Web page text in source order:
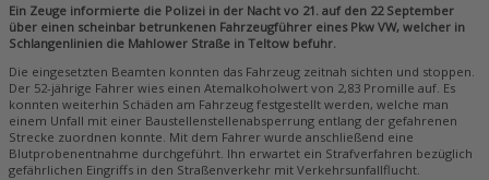
Ein Zeuge informierte die Polizei in der Nacht vo 21. auf den 22 September
über einen scheinbar betrunkenen Fahrzeugführer eines Pkw VW, welcher in
Schlangenlinien die Mahlower Straße in Teltow befuhr.
Die eingesetzten Beamten konnten das Fahrzeug zeitnah sichten und stoppen.
Der 52-jährige Fahrer wies einen Atemalkoholwert von 2,83 Promille auf. Es
konnten weiterhin Schäden am Fahrzeug festgestellt werden, welche man
einem Unfall mit einer Baustellenstellenabsperrung entlang der gefahrenen
Strecke zuordnen konnte. Mit dem Fahrer wurde anschließend eine
Blutprobenentnahme durchgeführt. Ihn erwartet ein Strafverfahren bezüglich
gefährlichen Eingriffs in den Straßenverkehr mit Verkehrsunfallflucht.